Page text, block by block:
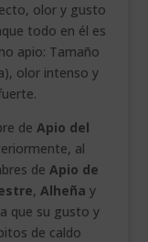
olor y gusto
todo en él es
apio: Tamaño
olor intenso y
de Apio del
al
de Apio de
, Alheña y
que su gusto y
de caldo